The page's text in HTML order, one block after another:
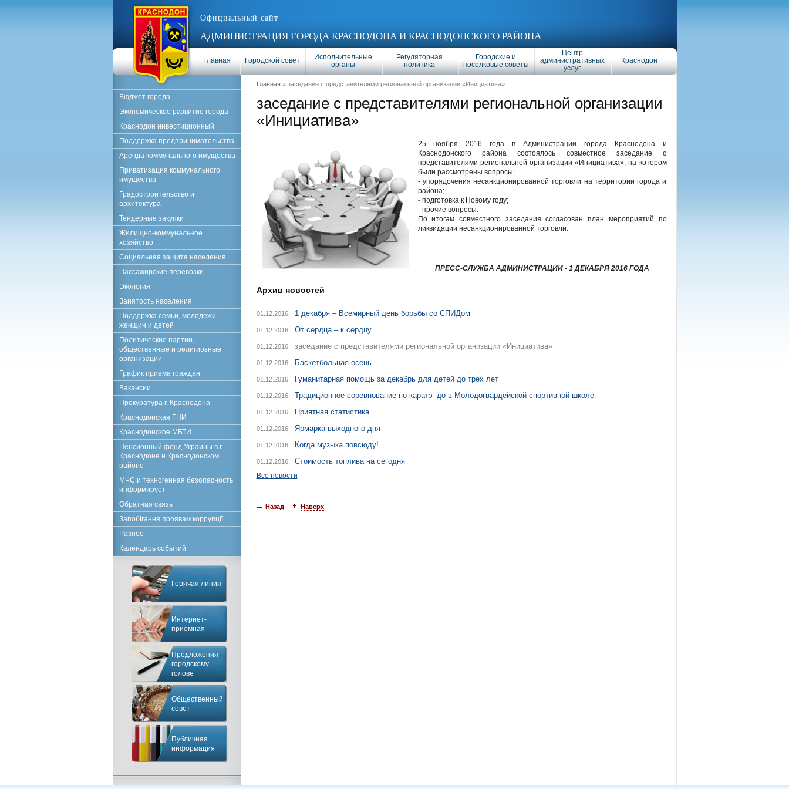
Официальный сайт
АДМИНИСТРАЦИЯ ГОРОДА КРАСНОДОНА И КРАСНОДОНСКОГО РАЙОНА
Главная Городской совет
Исполнительные
органы
Регуляторная
политика
Городские и
поселковые советы
Центр
административных
услуг
Краснодон
Главная» заседание с представителями региональной организации «Инициатива»
заседание с представителями региональной организации
«Инициатива»
25 ноября 2016 года в Администрации города Краснодона и
Краснодонского района состоялось совместное заседание с
представителями региональной организации «Инициатива», на котором
были рассмотрены вопросы:
- упорядочения несанкционированной торговли на территории города и
района;
- подготовка к Новому году;
- прочие вопросы.
По итогам совместного заседания согласован план мероприятий по
ликвидации несанкционированной торговли.
ПРЕСС-СЛУЖБА АДМИНИСТРАЦИИ - 1 ДЕКАБРЯ 2016 ГОДА
Архив новостей
01.12.2016 1 декабря – Всемирный день борьбы со СПИДом
01.12.2016 От сердца – к сердцу
01.12.2016 заседание с представителями региональной организации «Инициатива»
01.12.2016 Баскетбольная осень
01.12.2016 Гуманитарная помощь за декабрь для детей до трех лет
01.12.2016 Традиционное соревнование по каратэ–до в Молодогвардейской спортивной школе
01.12.2016 Приятная статистика
01.12.2016 Ярмарка выходного дня
01.12.2016 Когда музыка повсюду!
01.12.2016 Стоимость топлива на сегодня
Все новости
Назад Наверх
Бюджет города
Экономическое развитие города
Краснодон инвестиционный
Поддержка предпринимательства
Аренда коммунального имущества
Приватизация коммунального
имущества
Градостроительство и
архитектура
Тендерные закупки
Жилищно-коммунальное
хозяйство
Социальная защита населения
Пассажирские перевозки
Экология
Занятость населения
Поддержка семьи, молодежи,
женщин и детей
Политические партии,
общественные и религиозные
организации
График приема граждан
Вакансии
Прокуратура г. Краснодона
Краснодонская ГНИ
Краснодонское МБТИ
Пенсионный фонд Украины в г.
Краснодоне и Краснодонском
районе
МЧС и техногенная безопасность
информирует
Обратная связь
Запобігання проявам коррупції
Разное
Календарь событий
Горячая линия
Интернет-
приемная
Предложения
городскому
голове
Общественный
совет
Публичная
информация